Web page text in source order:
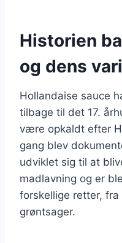
Historien
og dens
Hollandaise sauce
tilbage til det 17.
være opkaldt efter
gang blev
udviklet sig til at
madlavning og er
forskellige retter,
grøntsager.